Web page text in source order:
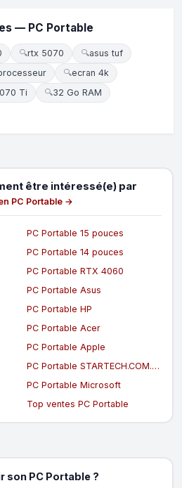
— PC Portable
🔍rtx 5070 🔍asus tuf
🔍ecran 4k
Ti 🔍32 Go RAM
être intéressé(e) par
PC Portable →
PC Portable 15 pouces
PC Portable 14 pouces
PC Portable RTX 4060
PC Portable Asus
PC Portable HP
PC Portable Acer
PC Portable Apple
PC Portable STARTECH.COM.com
PC Portable Microsoft
Top ventes PC Portable
son PC Portable ?